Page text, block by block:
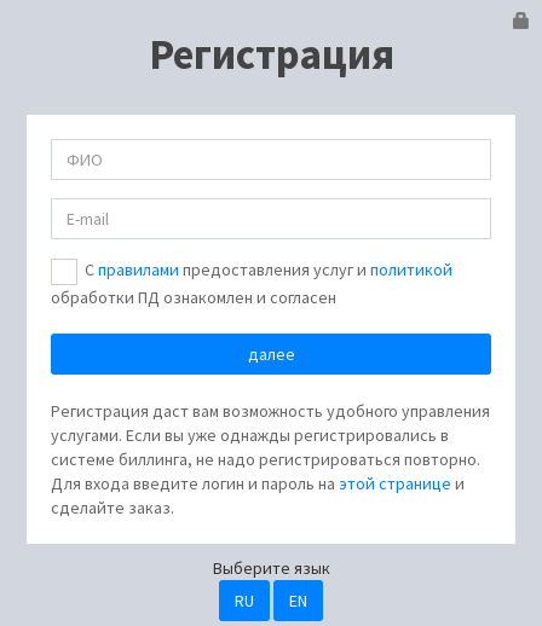
Регистрация
Справилами предоставления услуг иполитикой
обработки ПД ознакомлен и согласен
Регистрация даст вам возможность удобного управления
услугами. Если вы уже однажды регистрировались в
системе биллинга, не надо регистрироваться повторно.
Для входа введите логин и пароль на этой странице и
сделайте заказ.
Выберите язык